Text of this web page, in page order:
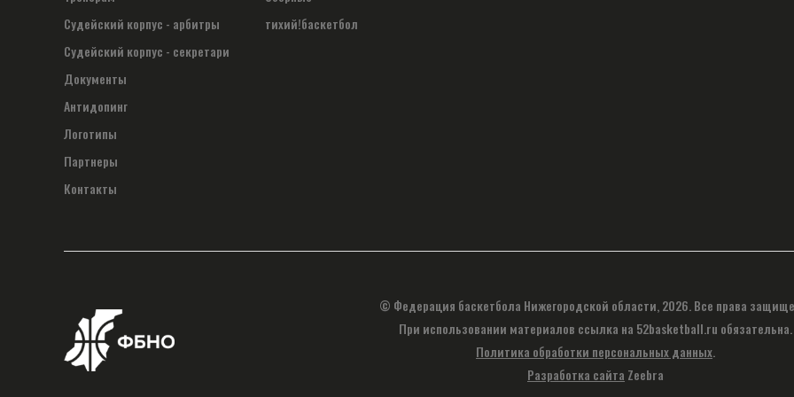
Судейский корпус - арбитры
Судейский корпус - секретари
Документы
Антидопинг
Логотипы
Партнеры
Контакты
тихий!баскетбол
© Федерация баскетбола Нижегородской области, 2026. Все права
При использовании материалов ссылка на 52basketball.ru обязательна.
Политика обработки персональных данных.
Разработка сайта Zeebra